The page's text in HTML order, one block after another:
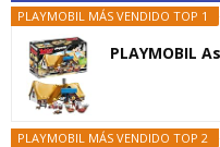
PLAYMOBIL MÁS VENDIDO TOP 1
PLAYMOBIL
PLAYMOBIL MÁS VENDIDO TOP 2